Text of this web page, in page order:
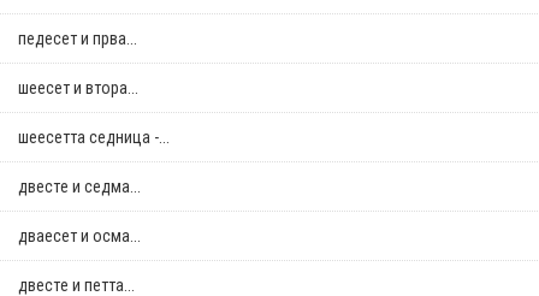
педесет и прва...
шеесет и втора...
шеесетта седница -...
двестe и седма...
дваесет и осма...
двестe и петта...